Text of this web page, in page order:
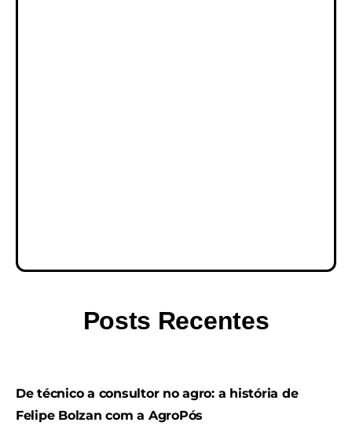
Posts Recentes
De técnico a consultor no agro: a história de
Felipe Bolzan com a AgroPós